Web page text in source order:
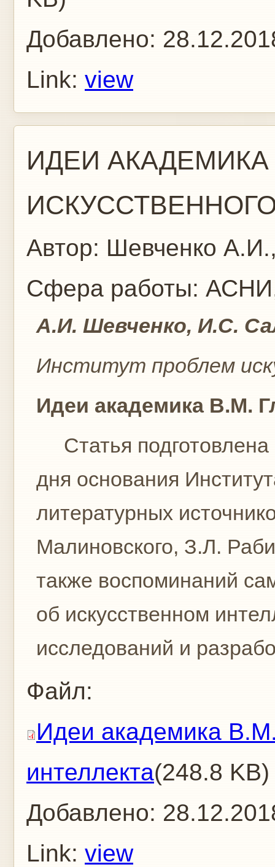
Добавлено:
Link: view
ИДЕИ
Автор: Шевченко
Сфера работы:
А.И. Шевченко, И.С.
Институт проблем
Идеи академика В.М.
Статья подготовлена
дня основания
литературных
Малиновского, З.Л.
также воспоминаний
об искусственном
исследований и
Файл:
Идеи академика
интеллекта(248.8 KB)
Добавлено:
Link: view